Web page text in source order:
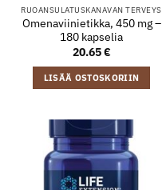
RUOANSULATUSKANAVAN TERVEYS
Omenaviinietikka, 450 mg –
180 kapselia
20.65€
LISÄÄ OSTOSKORIIN